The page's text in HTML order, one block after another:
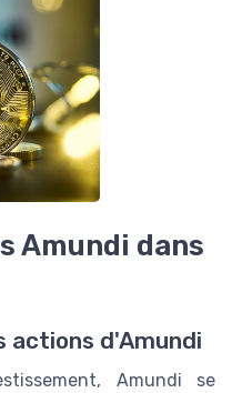
Amundi dans
actions d'Amundi
Amundi se